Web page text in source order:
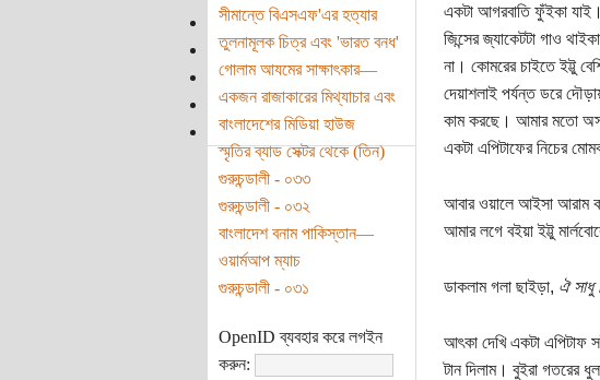
সীমান্তে বিএসএফ'এর হত্যার
তুলনামূলক চিত্র এবং 'ভারত বনধ'
গোলাম আযমের সাক্ষাৎকার—
একজন রাজাকারের মিথ্যাচার এবং
বাংলাদেশের মিডিয়া হাউজ
স্মৃতির ব্যাড সেক্টর থেকে (তিন)
গুরুচন্ডালী - ০৩৩
গুরুচন্ডালী - ০৩২
বাংলাদেশ বনাম পাকিস্তান—
ওয়ার্মআপ ম্যাচ
গুরুচন্ডালী - ০৩১
OpenID ব্যবহার করে লগইন
করুন:
একটা আগরবাতি ফুঁইকা যাই।
জিন্সের জ্যাকেটটা গাও
না। কোমরের চাইতে ইট্টু
দেয়াশলাই পর্যন্ত ডরে
কাম করছে। আমার মতো
একটা এপিটাফের নিচের
আবার ওয়ালে আইসা আরাম
আমার লগে বইয়া ইট্টু
ডাকলাম গলা ছাইড়া, ঐ সাধু
আৎকা দেখি একটা এপিটাফ
টান দিলাম। বুইরা গতরের